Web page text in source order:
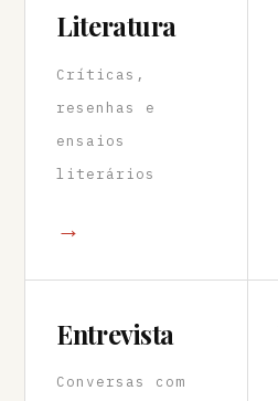
Literatura
Críticas,
resenhas e
ensaios
literários
→
Entrevista
Conversas com